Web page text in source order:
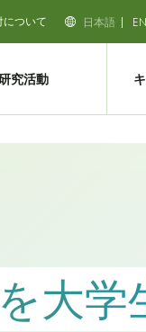
について 日本語
究活動
大